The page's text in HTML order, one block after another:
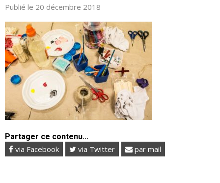
Publié le 20 décembre 2018
Partager ce contenu...
via Facebook via Twitter par mail